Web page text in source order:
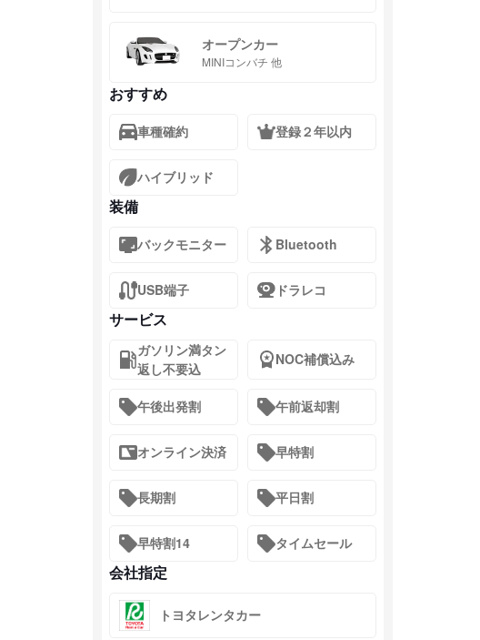
オープンカー
MINIコンバチ 他
おすすめ
車種確約 登録２年以内
ハイブリッド
装備
バックモニター Bluetooth
USB端子 ドラレコ
サービス
ガソリン満タン
返し不要込
NOC補償込み
午後出発割 午前返却割
オンライン決済 早特割
長期割 平日割
早特割14 タイムセール
会社指定
トヨタレンタカー